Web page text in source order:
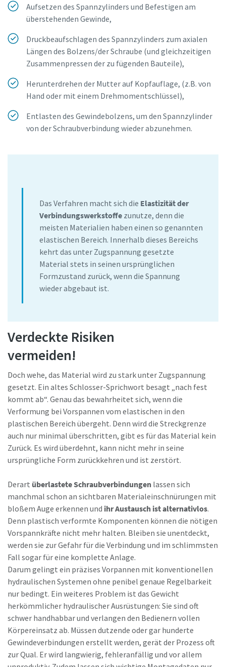
Aufsetzen des Spannzylinders und Befestigen am
überstehenden Gewinde,
Druckbeaufschlagen des Spannzylinders zum axialen
Längen des Bolzens/der Schraube (und gleichzeitigen
Zusammenpressen der zu fügenden Bauteile),
Herunterdrehen der Mutter auf Kopfauflage, (z.B. von
Hand oder mit einem Drehmomentschlüssel),
Entlasten des Gewindebolzens, um den Spannzylinder
von der Schraubverbindung wieder abzunehmen.
Das Verfahren macht sich die Elastizität der
Verbindungswerkstoffe zunutze, denn die
meisten Materialien haben einen so genannten
elastischen Bereich. Innerhalb dieses Bereichs
kehrt das unter Zugspannung gesetzte
Material stets in seinen ursprünglichen
Formzustand zurück, wenn die Spannung
wieder abgebaut ist.
Verdeckte Risiken
vermeiden!
Doch wehe, das Material wird zu stark unter Zugspannung
gesetzt. Ein altes Schlosser-Sprichwort besagt „nach fest
kommt ab“. Genau das bewahrheitet sich, wenn die
Verformung bei Vorspannen vom elastischen in den
plastischen Bereich übergeht. Denn wird die Streckgrenze
auch nur minimal überschritten, gibt es für das Material kein
Zurück. Es wird überdehnt, kann nicht mehr in seine
ursprüngliche Form zurückkehren und ist zerstört.
Derart überlastete Schraubverbindungen lassen sich
manchmal schon an sichtbaren Materialeinschnürungen mit
bloßem Auge erkennen und ihr Austausch ist alternativlos.
Denn plastisch verformte Komponenten können die nötigen
Vorspannkräfte nicht mehr halten. Bleiben sie unentdeckt,
werden sie zur Gefahr für die Verbindung und im schlimmsten
Fall sogar für eine komplette Anlage.
Darum gelingt ein präzises Vorpannen mit konventionellen
hydraulischen Systemen ohne penibel genaue Regelbarkeit
nur bedingt. Ein weiteres Problem ist das Gewicht
herkömmlicher hydraulischer Ausrüstungen: Sie sind oft
schwer handhabbar und verlangen den Bedienern vollen
Körpereinsatz ab. Müssen dutzende oder gar hunderte
Gewindeverbindungen erstellt werden, gerät der Prozess oft
zur Qual. Er wird langwierig, fehleranfällig und vor allem
bevorstehenden
Veranstaltungen von Atlas
mich mit der Verwendung und
Verarbeitung meiner Daten
gemäß Datenschutzerklärung
einverstanden. Ich kann den
Newsletter jederzeit über den
Abmelde-Link im Newsletter
abbestellen.